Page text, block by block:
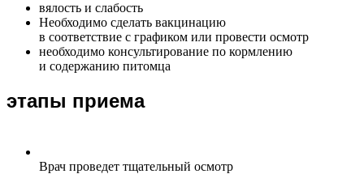
вялость и слабость
Необходимо сделать вакцинацию
в соответствие с графиком или провести осмотр
необходимо консультирование по кормлению
и содержанию питомца
этапы приема
Врач проведет тщательный осмотр